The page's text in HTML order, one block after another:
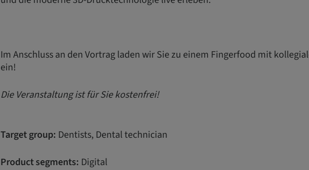
Im Anschluss an den Vortrag laden wir Sie zu einem Fingerfood mit
ein!
Die Veranstaltung ist für Sie kostenfrei!
Target group: Dentists, Dental technician
Product segments: Digital